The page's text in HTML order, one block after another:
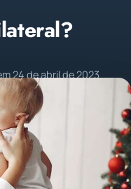
24 de abril de 2023
1 min de leitura